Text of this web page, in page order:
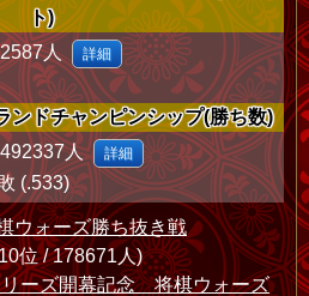
ト)
人 詳細
ンドチャンピンシップ(勝ち数)
人 詳細
(.533)
ウォーズ勝ち抜き戦
位 / 178671人)
ーズ開幕記念 将棋ウォーズ